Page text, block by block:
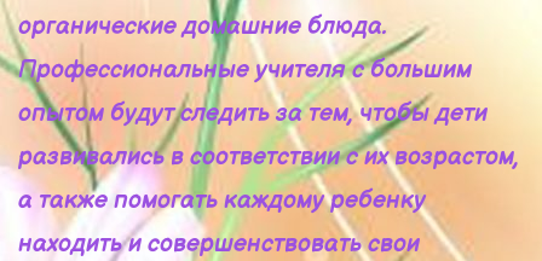
органические домашние блюда.
Профессиональные учителя с большим
опытом будут следить за тем, чтобы дети
развивались в соответствии с их возрастом,
а также помогать каждому ребенку
находить и совершенствовать свои